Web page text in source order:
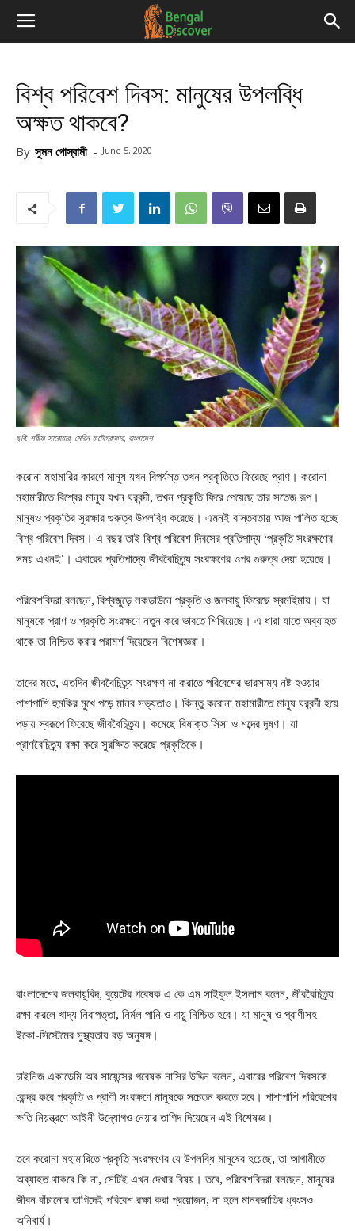
বিশ্ব পরিবেশ দিবস: মানুষের উপলব্ধি
অক্ষত থাকবে?
By সুমন গোস্বামী - June 5, 2020
ছবি: শরীফ সারোয়ার, মেরিন ফটোগ্রাফার, বাংলাদেশ
করোনা মহামারির কারণে মানুষ যখন বিপর্যস্ত তখন প্রকৃতিতে ফিরেছে প্রাণ। করোনা
মহামারীতে বিশ্বের মানুষ যখন ঘরবন্দী, তখন প্রকৃতি ফিরে পেয়েছে তার সতেজ রূপ।
মানুষও প্রকৃতির সুরক্ষার গুরুত্ব উপলব্ধি করেছে। এমনই বাস্তবতায় আজ পালিত হচ্ছে
বিশ্ব পরিবেশ দিবস। এ বছর তাই বিশ্ব পরিবেশ দিবসের প্রতিপাদ্য ‘প্রকৃতি সংরক্ষণের
সময় এখনই’। এবারের প্রতিপাদ্যে জীববৈচিত্র্য সংরক্ষণের ওপর গুরুত্ব দেয়া হয়েছে।
পরিবেশবিদরা বলছেন, বিশ্বজুড়ে লকডাউনে প্রকৃতি ও জলবায়ু ফিরেছে স্বমহিমায়। যা
মানুষকে প্রাণ ও প্রকৃতি সংরক্ষণে নতুন করে ভাবতে শিখিয়েছে। এ ধারা যাতে অব্যাহত
থাকে তা নিশ্চিত করার পরামর্শ দিয়েছেন বিশেষজ্ঞরা।
তাদের মতে, এতদিন জীববৈচিত্র্য সংরক্ষণ না করাতে পরিবেশের ভারসাম্য নষ্ট হওয়ার
পাশাপাশি হুমকির মুখে পড়ে মানব সভ্যতাও। কিন্তু করোনা মহামারীতে মানুষ ঘরবন্দী হয়ে
পড়ায় স্বরূপে ফিরেছে জীববৈচিত্র্য। কমেছে বিষাক্ত সিসা ও শব্দের দূষণ। যা
প্রাণবৈচিত্র্য রক্ষা করে সুরক্ষিত করেছে প্রকৃতিকে।
বাংলাদেশের জলবায়ুবিদ, বুয়েটের গবেষক এ কে এম সাইফুল ইসলাম বলেন, জীববৈচিত্র্য
রক্ষা করলে খাদ্য নিরাপত্তা, নির্মল পানি ও বায়ু নিশ্চিত হবে। যা মানুষ ও প্রাণীসহ
ইকো-সিস্টেমের সুস্থ্যতায় বড় অনুষঙ্গ।
চাইনিজ একাডেমি অব সায়েন্সের গবেষক নাসির উদ্দিন বলেন, এবারের পরিবেশ দিবসকে
কেন্দ্র করে প্রকৃতি ও প্রাণী সংরক্ষণে মানুষকে সচেতন করতে হবে। পাশাপাশি পরিবেশের
ক্ষতি নিয়ন্ত্রণে আইনী উদ্যোগও নেয়ার তাগিদ দিয়েছেন এই বিশেষজ্ঞ।
তবে করোনা মহামারিতে প্রকৃতি সংরক্ষণের যে উপলব্ধি মানুষের হয়েছে, তা আগামীতে
অব্যাহত থাকবে কি না, সেটিই এখন দেখার বিষয়। তবে, পরিবেশবিদরা বলছেন, মানুষের
জীবন বাঁচানোর তাগিদেই পরিবেশ রক্ষা করা প্রয়োজন, না হলে মানবজাতির ধ্বংসও
অনিবার্য।